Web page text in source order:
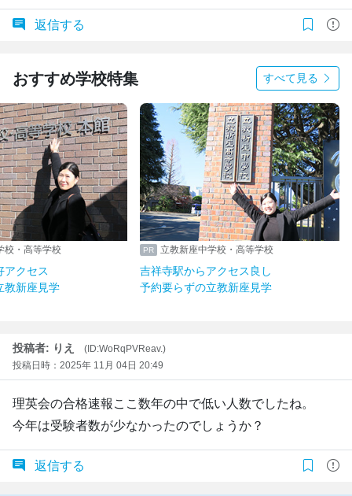
返信する
おすすめ学校特集 すべて見る
校・高等学校
アクセス
教新座見学
立教新座中学校・高等学校
吉祥寺駅からアクセス良し
予約要らずの立教新座見学
投稿者: りえ
(ID:WoRqPVReav.)
投稿日時：2025年 11月 04日 20:49
理英会の合格速報ここ数年の中で低い人数でしたね。
今年は受験者数が少なかったのでしょうか？
返信する